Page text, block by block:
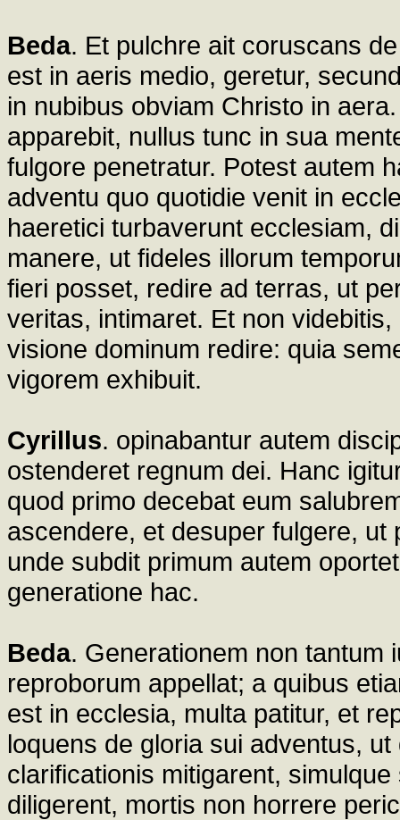
Beda. Et pulchre ait coruscans
est in aeris medio, geretur,
in nubibus obviam Christo in
apparebit, nullus tunc in sua
fulgore penetratur. Potest autem
adventu quo quotidie venit in
haeretici turbaverunt ecclesiam,
manere, ut fideles illorum
fieri posset, redire ad terras, ut
veritas, intimaret. Et non
visione dominum redire: quia
vigorem exhibuit.
Cyrillus. opinabantur autem
ostenderet regnum dei. Hanc
quod primo decebat eum
ascendere, et desuper fulgere,
unde subdit primum autem
generatione hac.
Beda. Generationem non tantum
reproborum appellat; a quibus
est in ecclesia, multa patitur, et
loquens de gloria sui adventus,
clarificationis mitigarent,
diligerent, mortis non horrere